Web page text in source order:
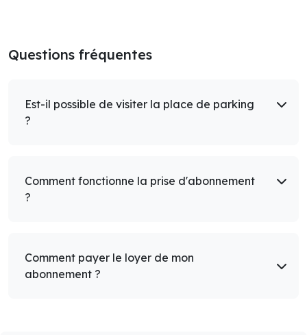
Questions fréquentes
Est-il possible de visiter la place de parking
?
Comment fonctionne la prise d'abonnement
?
Comment payer le loyer de mon
abonnement ?